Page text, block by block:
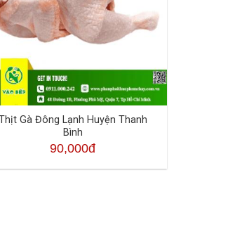
Thịt Gà Đông Lạnh Huyện Thanh
Bình
90,000đ